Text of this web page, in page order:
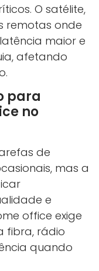
O satélite,
remotas onde
maior e
afetando
para
no
de
mas a
e
office exige
fibra, rádio
quando